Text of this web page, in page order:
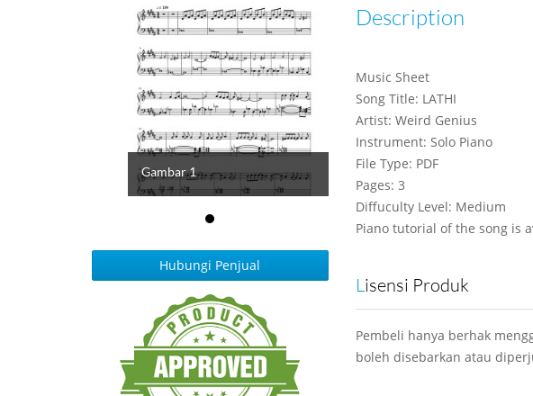
Gambar 1
Hubungi Penjual
Description
Music Sheet
Song Title: LATHI
Artist: Weird Genius
Instrument: Solo Piano
File Type: PDF
Pages: 3
Diffuculty Level: Medium
Piano tutorial of the song is
Lisensi Produk
Pembeli hanya berhak
boleh disebarkan atau